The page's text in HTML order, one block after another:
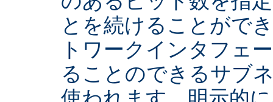
とを続けることがで
トワークインタフェ
ることのできるサブ